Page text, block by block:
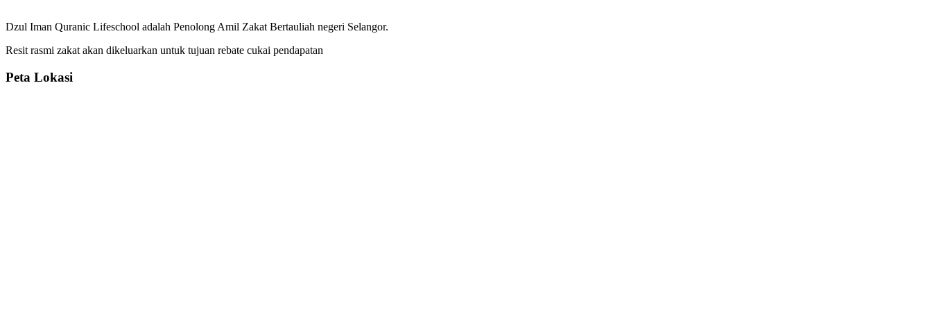
Dzul Iman Quranic Lifeschool adalah Penolong Amil Zakat Bertauliah negeri Selangor.
Resit rasmi zakat akan dikeluarkan untuk tujuan rebate cukai pendapatan
Peta Lokasi